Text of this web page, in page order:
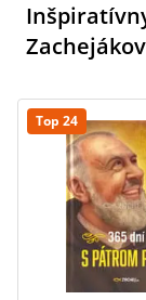
Zachejákov
Top 24